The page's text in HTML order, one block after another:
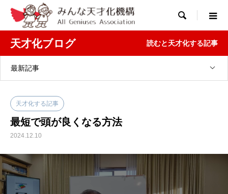

天才化ブログ 読むと天才化する記事
最新記事
天才化する記事
最短で頭が良くなる方法
2024.12.10